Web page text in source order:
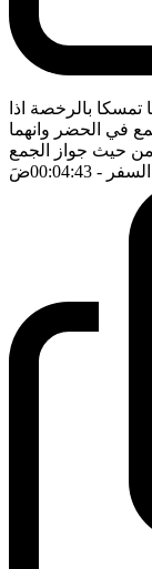
بالرخصة اذا
في الحضر وانهما
حيث جواز الجمع
- 00:04:43 ضَ